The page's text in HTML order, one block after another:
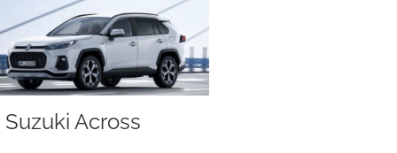
Suzuki Across